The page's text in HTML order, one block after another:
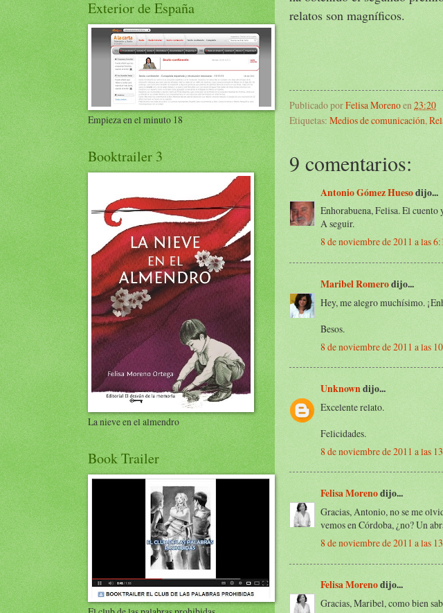
relatos son magníficos.
Publicado porFelisa Morenoen 23:20
Etiquetas: Medios de comunicación,
9 comentarios:
Antonio Gómez Huesodijo...
Enhorabuena, Felisa. El
A seguir.
8 de noviembre de 2011 a las
Maribel Romerodijo...
Hey, me alegro muchísimo.
Besos.
8 de noviembre de 2011 a las
Unknowndijo...
Excelente relato.
Felicidades.
8 de noviembre de 2011 a las
Felisa Morenodijo...
Gracias, Antonio, no se me
vemos en Córdoba, ¿no? Un
8 de noviembre de 2011 a las
Felisa Morenodijo...
Gracias, Maribel, como bien
Exterior de España
Empieza en el minuto 18
Booktrailer 3
La nieve en el almendro
Book Trailer